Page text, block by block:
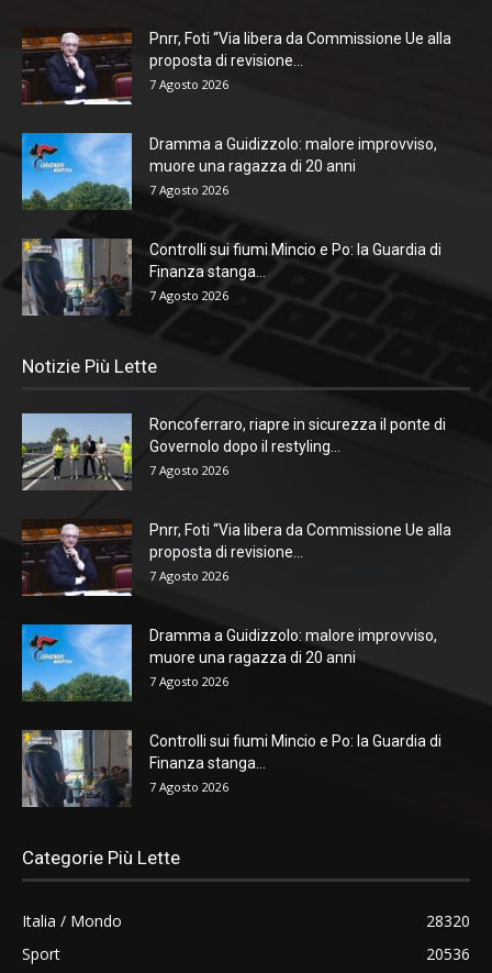
Pnrr, Foti “Via libera da Commissione Ue alla
proposta di revisione...
7 Agosto 2026
Dramma a Guidizzolo: malore improvviso,
muore una ragazza di 20 anni
7 Agosto 2026
Controlli sui fiumi Mincio e Po: la Guardia di
Finanza stanga...
7 Agosto 2026
Notizie Più Lette
Roncoferraro, riapre in sicurezza il ponte di
Governolo dopo il restyling...
7 Agosto 2026
Pnrr, Foti “Via libera da Commissione Ue alla
proposta di revisione...
7 Agosto 2026
Dramma a Guidizzolo: malore improvviso,
muore una ragazza di 20 anni
7 Agosto 2026
Controlli sui fiumi Mincio e Po: la Guardia di
Finanza stanga...
7 Agosto 2026
Categorie Più Lette
Italia / Mondo
28320
Sport
20536